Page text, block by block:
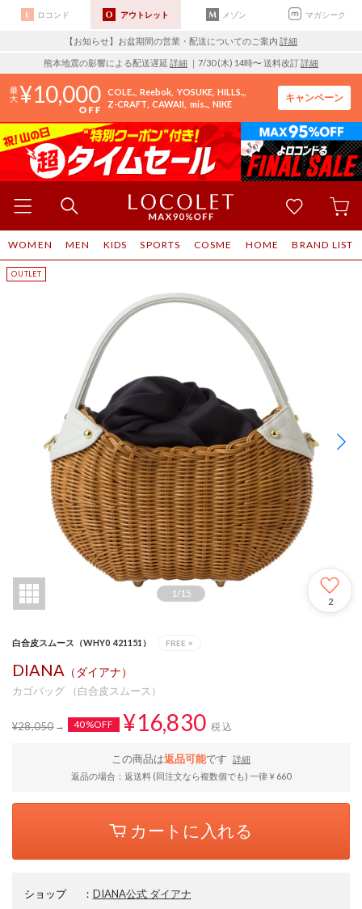
ロコンド アウトレット メゾン マガシーク
【お知らせ】お盆期間の営業・配送についてのご案内 詳細
熊本地震の影響による配送遅延 詳細 ｜7/30 (木) 14時〜 送料改訂詳細
10,000 COLE.. Reebok YOSUKE HILLS..
Z-CRAFT CAWAII mis.. NIKE
キャンペーン
WOMEN MEN KIDS SPORTS COSME HOME BRAND LIST
1 /15
2
白合皮スムース（WHY0_421151） FREE ×
DIANA （ダイアナ）
カゴバッグ （白合皮スムース）
¥28,050 40%OFF ¥16,830 税込
この商品は返品可能です
詳細
返品の場合：返送料 (同注文なら複数個でも) 一律￥660
カートに入れる
ショップ ： DIANA公式 ダイアナ